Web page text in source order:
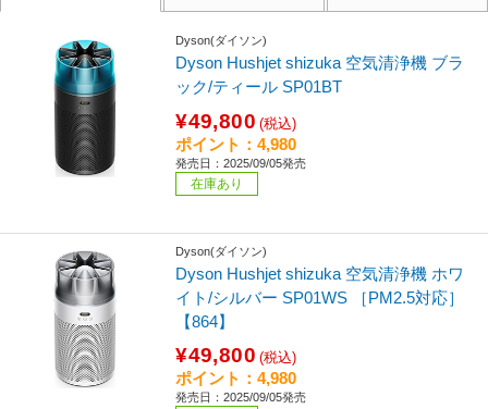
Dyson(ダイソン)
Dyson Hushjet shizuka 空気清浄機 ブラ
ック/ティール SP01BT
¥49,800 (税込)
ポイント：4,980
発売日：2025/09/05発売
在庫あり
Dyson(ダイソン)
Dyson Hushjet shizuka 空気清浄機 ホワ
イト/シルバー SP01WS ［PM2.5対応］
【864】
¥49,800 (税込)
ポイント：4,980
発売日：2025/09/05発売